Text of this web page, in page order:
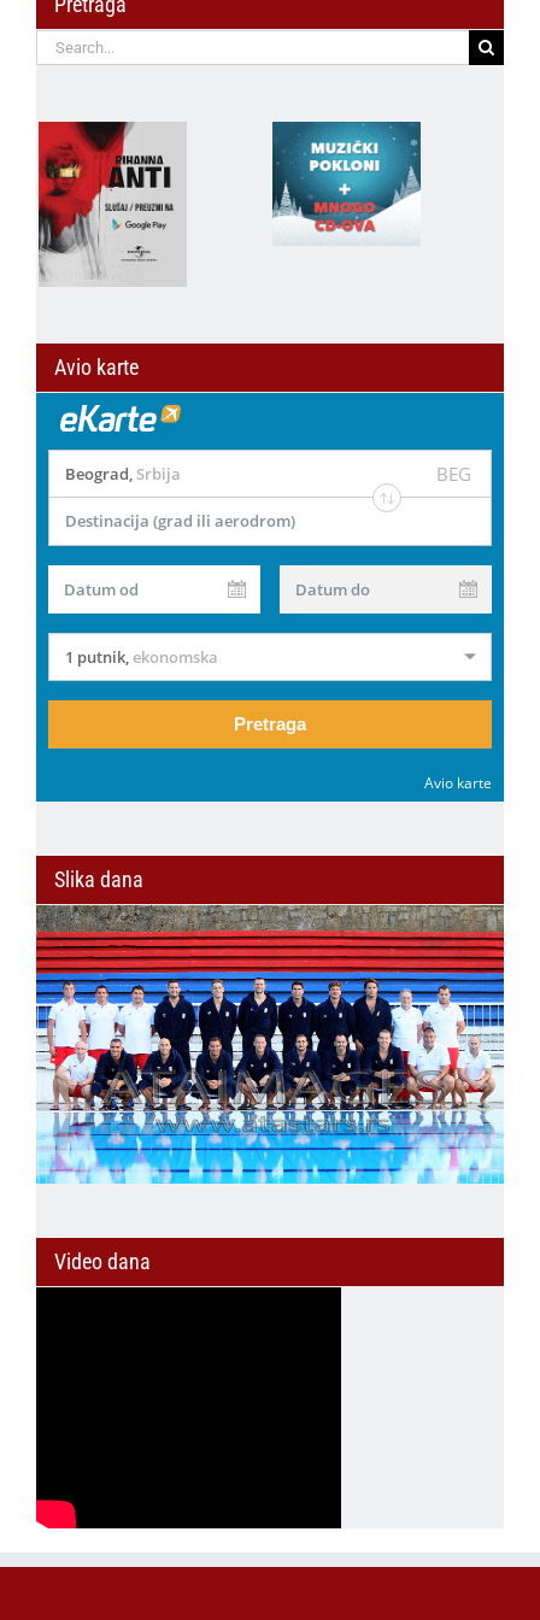
Search
for:
Avio karte
Beograd Srbija BEG
Destinacija (grad ili aerodrom)
Datum od Datum do
1 putnik ekonomska
Pretraga
Avio karte
Slika dana
Video dana